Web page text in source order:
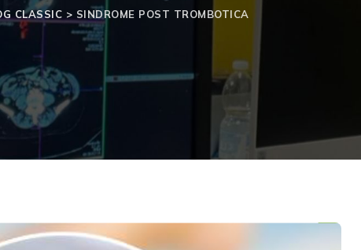
CLASSIC > SINDROME POST TROMBOTICA